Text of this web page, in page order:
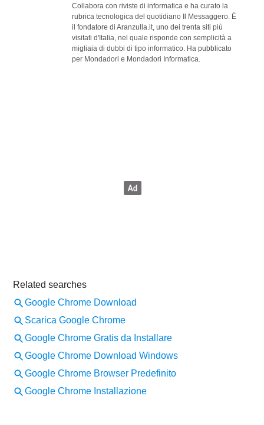
Collabora con riviste di informatica e ha curato la
rubrica tecnologica del quotidiano Il Messaggero. È
il fondatore di Aranzulla.it, uno dei trenta siti più
visitati d'Italia, nel quale risponde con semplicità a
migliaia di dubbi di tipo informatico. Ha pubblicato
per Mondadori e Mondadori Informatica.